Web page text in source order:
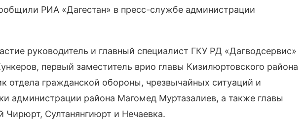
РИА «Дагестан» в пресс-службе администрации
руководитель и главный специалист ГКУ РД «Дагводсервис»
первый заместитель врио главы Кизилюртовского района
отдела гражданской обороны, чрезвычайных ситуаций и
администрации района Магомед Муртазалиев, а также главы
Чирюрт, Султанянгиюрт и Нечаевка.